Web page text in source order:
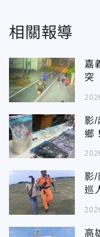
相關報導
嘉
突
影/
鄉
影
巡
高